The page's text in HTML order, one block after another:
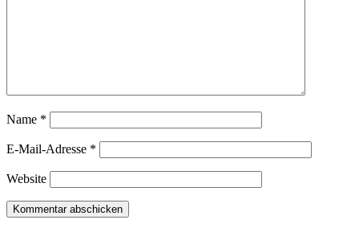
Name *
E-Mail-Adresse *
Website